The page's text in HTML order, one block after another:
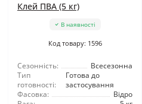
Клей ПВА (5 кг)
В наявності
Код товару: 1596
Сезонність:
Всесезонна
Тип
готовності:
Готова до
застосування
Фасовка:
Відро